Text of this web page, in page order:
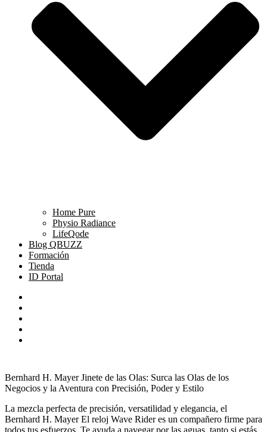
Home Pure
Physio Radiance
LifeQode
Blog QBUZZ
Formación
Tienda
ID Portal
Bernhard H. Mayer Jinete de las Olas: Surca las Olas de los
Negocios y la Aventura con Precisión, Poder y Estilo
La mezcla perfecta de precisión, versatilidad y elegancia, el
Bernhard H. Mayer El reloj Wave Rider es un compañero firme para
todos tus esfuerzos. Te ayuda a navegar por las aguas, tanto si estás